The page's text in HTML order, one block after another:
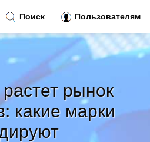
рынок
какие марки
Поиск Пользователям